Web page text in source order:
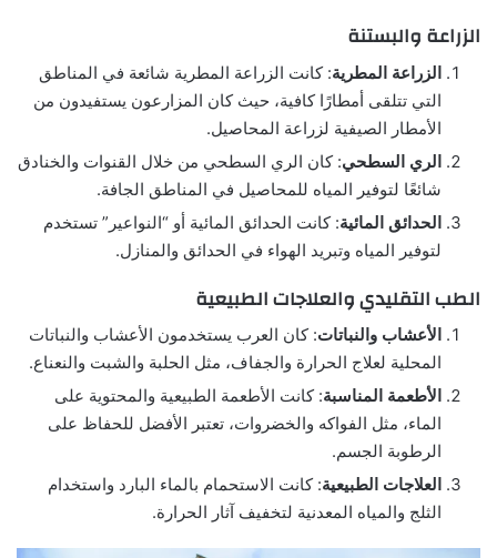
الزراعة والبستنة
الزراعة المطرية: كانت الزراعة المطرية شائعة في المناطق
التي تتلقى أمطارًا كافية، حيث كان المزارعون يستفيدون من
الأمطار الصيفية لزراعة المحاصيل.
الري السطحي: كان الري السطحي من خلال القنوات والخنادق
شائعًا لتوفير المياه للمحاصيل في المناطق الجافة.
الحدائق المائية: كانت الحدائق المائية أو “النواعير” تستخدم
لتوفير المياه وتبريد الهواء في الحدائق والمنازل.
الطب التقليدي والعلاجات الطبيعية
الأعشاب والنباتات: كان العرب يستخدمون الأعشاب والنباتات
المحلية لعلاج الحرارة والجفاف، مثل الحلبة والشبت والنعناع.
الأطعمة المناسبة: كانت الأطعمة الطبيعية والمحتوية على
الماء، مثل الفواكه والخضروات، تعتبر الأفضل للحفاظ على
الرطوبة الجسم.
العلاجات الطبيعية: كانت الاستحمام بالماء البارد واستخدام
الثلج والمياه المعدنية لتخفيف آثار الحرارة.